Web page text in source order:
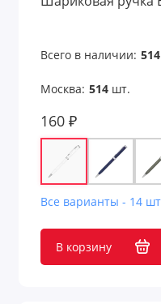
Всего в наличии: 514
Москва: 514шт.
160 ₽
Все варианты - 14 шт
В корзину